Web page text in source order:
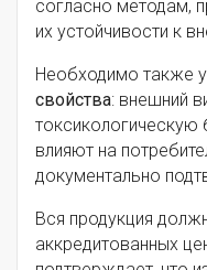
согласно методам,
их устойчивости к
Необходимо также
свойства: внешний
влияют на
документально
Вся продукция
аккредитованных